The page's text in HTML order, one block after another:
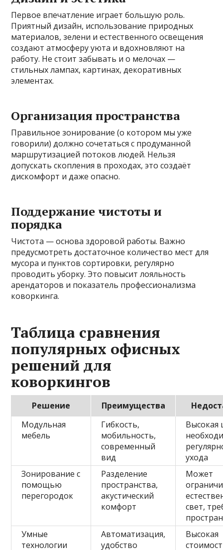
Первое впечатление играет большую роль.
Приятный дизайн, использование природных
материалов, зелени и естественного освещения
создают атмосферу уюта и вдохновляют на
работу. Не стоит забывать и о мелочах —
стильных лампах, картинах, декоративных
элементах.
Организация пространства
Правильное зонирование (о котором мы уже
говорили) должно сочетаться с продуманной
маршрутизацией потоков людей. Нельзя
допускать скопления в проходах, это создаёт
дискомфорт и даже опасно.
Поддержание чистоты и
порядка
Чистота — основа здоровой работы. Важно
предусмотреть достаточное количество мест для
мусора и пунктов сортировки, регулярно
проводить уборку. Это повысит лояльность
арендаторов и показатель профессионализма
коворкинга.
Таблица сравнения
популярных офисных
решений для
коворкингов
Решение Преимущества
Модульная
мебель
Гибкость,
мобильность,
современный
вид
Высокая
ухода
Зонирование с
помощью
перегородок
Разделение
пространства,
акустический
комфорт
Может
свет,
Умные
технологии
Автоматизация,
удобство
Высокая